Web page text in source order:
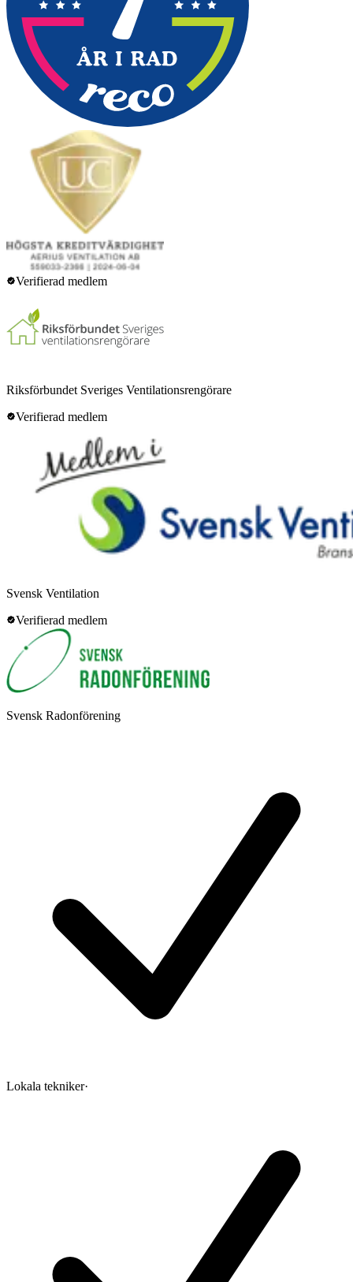
Verifierad medlem
Riksförbundet Sveriges Ventilationsrengörare
Verifierad medlem
Svensk Ventilation
Verifierad medlem
Svensk Radonförening
Lokala tekniker·